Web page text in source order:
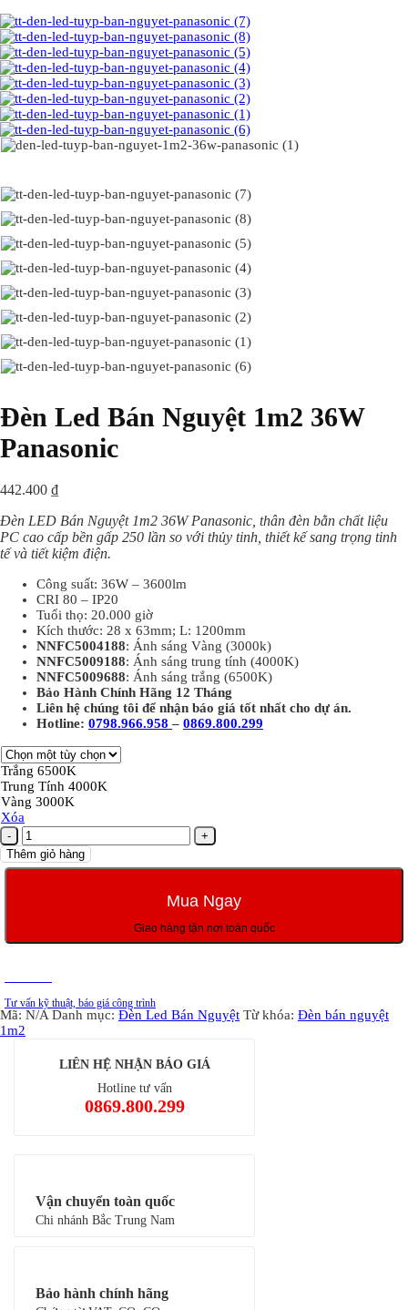
Đèn Led Bán Nguyệt 1m2 36W
Panasonic
442.400 ₫
Đèn LED Bán Nguyệt 1m2 36W Panasonic, thân đèn bằn chất liệu
PC cao cấp bền gấp 250 lần so với thủy tinh, thiết kế sang trọng tinh
tế và tiết kiệm điện.
Công suất: 36W – 3600lm
CRI 80 – IP20
Tuổi thọ: 20.000 giờ
Kích thước: 28 x 63mm; L: 1200mm
NNFC5004188: Ánh sáng Vàng (3000k)
NNFC5009188: Ánh sáng trung tính (4000K)
NNFC5009688: Ánh sáng trắng (6500K)
Bảo Hành Chính Hãng 12 Tháng
Liên hệ chúng tôi để nhận báo giá tốt nhất cho dự án.
Hotline: 0798.966.958 – 0869.800.299
Trắng 6500K
Trung Tính 4000K
Vàng 3000K
Xóa
Đèn
Led
Bán
số
Thêm giỏ hàng
Mua Ngay
Giao hàng tận nơi toàn quốc
Tư vấn kỹ thuật, báo giá công trình
Mã: N/A Danh mục: Đèn Led Bán Nguyệt Từ khóa: Đèn bán nguyệt
1m2
LIÊN HỆ NHẬN BÁO GIÁ
Hotline tư vấn
0869.800.299
Vận chuyển toàn quốc
Chi nhánh Bắc Trung Nam
Bảo hành chính hãng